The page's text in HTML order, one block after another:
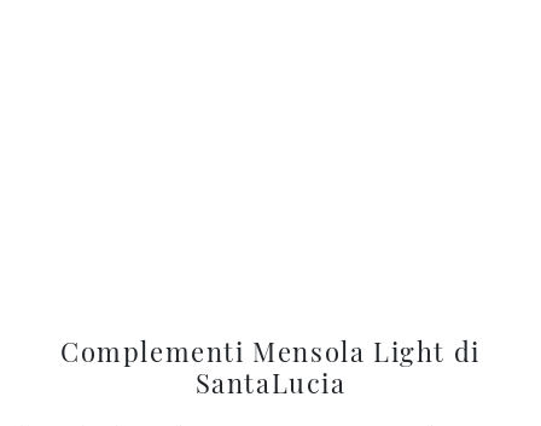
Complementi Mensola Light di
SantaLucia